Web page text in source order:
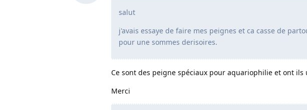
salut
j'avais essaye de faire mes peignes et ca casse de
pour une sommes derisoires.
Ce sont des peigne spéciaux pour aquariophilie et ont ils
Merci